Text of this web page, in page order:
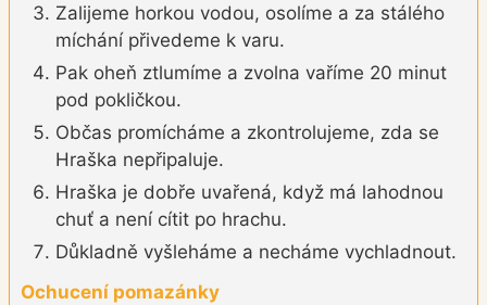
Zalijeme horkou vodou, osolíme a za stálého
míchání přivedeme k varu.
Pak oheň ztlumíme a zvolna vaříme 20 minut
pod pokličkou.
Občas promícháme a zkontrolujeme, zda se
Hraška nepřipaluje.
Hraška je dobře uvařená, když má lahodnou
chuť a není cítit po hrachu.
Důkladně vyšleháme a necháme vychladnout.
Ochucení pomazánky